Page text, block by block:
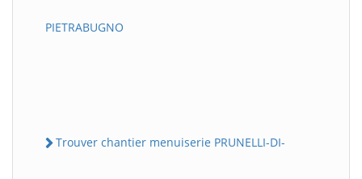
PIETRABUGNO
Trouver chantier menuiserie PRUNELLI-DI-